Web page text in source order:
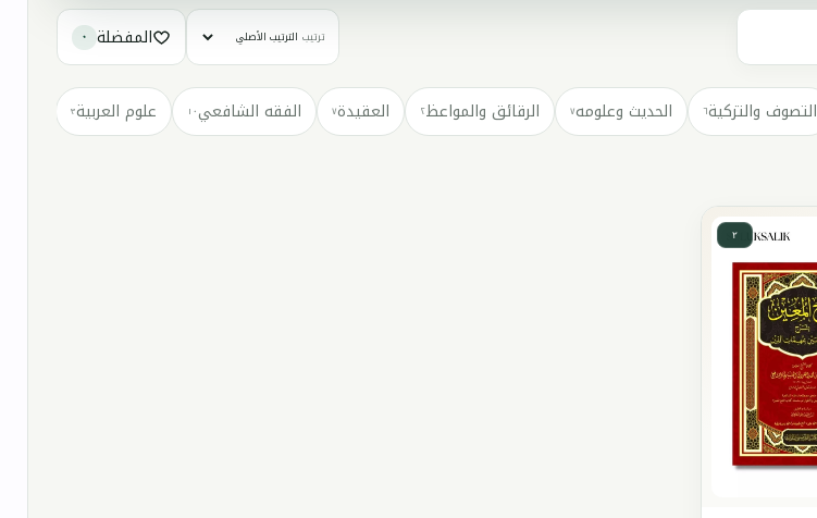
ترتيب المفضلة ٠
التصوف والتزكية٦ الحديث وعلومه٧ الرقائق والمواعظ٢ العقيدة٧ الفقه الشافعي١٠ علوم العربية٣
٢